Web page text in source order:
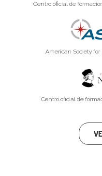
Centro oficial de
American Society
Centro oficial de